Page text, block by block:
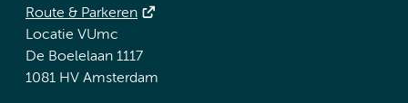
Route & Parkeren
Locatie VUmc
De Boelelaan 1117
1081 HV Amsterdam